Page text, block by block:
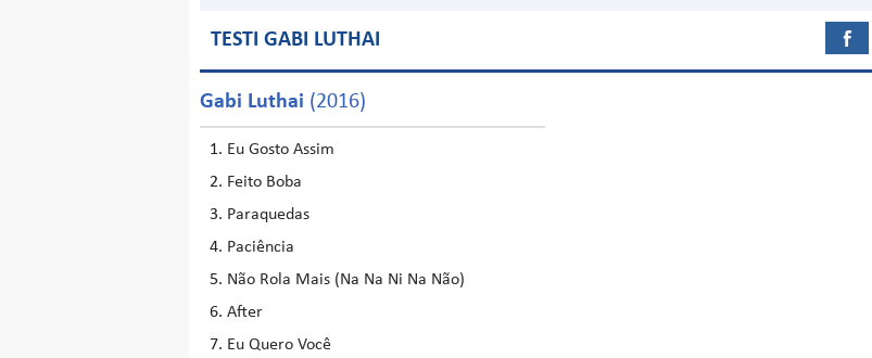
TESTI GABI LUTHAI
Gabi Luthai (2016)
Eu Gosto Assim
Feito Boba
Paraquedas
Paciência
Não Rola Mais (Na Na Ni Na Não)
After
Eu Quero Você